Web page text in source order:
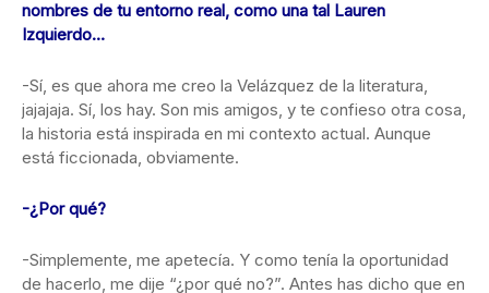
nombres de tu entorno real, como una tal Lauren
Izquierdo…
-Sí, es que ahora me creo la Velázquez de la literatura,
jajajaja. Sí, los hay. Son mis amigos, y te confieso otra cosa,
la historia está inspirada en mi contexto actual. Aunque
está ficcionada, obviamente.
-¿Por qué?
-Simplemente, me apetecía. Y como tenía la oportunidad
de hacerlo, me dije “¿por qué no?”. Antes has dicho que en